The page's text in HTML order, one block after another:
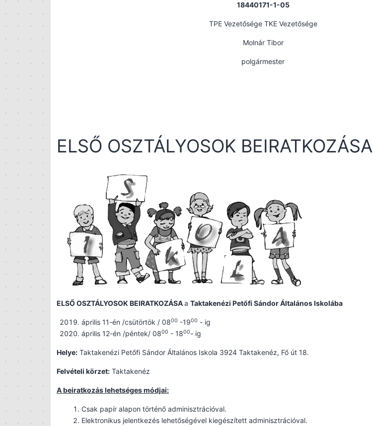
18440171-1-05
TPE Vezetősége TKE Vezetősége
Molnár Tibor
polgármester
ELSŐ OSZTÁLYOSOK BEIRATKOZÁSA
ELSŐOSZTÁLYOSOK BEIRATKOZÁSAa Taktakenézi Petőfi Sándor Általános Iskolába
április 11-én /csütörtök / 0800 -1900 - ig
április 12-én /péntek/ 0800 - 1800- ig
Helye: Taktakenézi Petőfi Sándor Általános Iskola 3924 Taktakenéz, Fő út 18.
Felvételi körzet: Taktakenéz
A beiratkozás lehetséges módjai:
Csak papír alapon történő adminisztrációval.
Elektronikus jelentkezés lehetőségével kiegészített adminisztrációval.